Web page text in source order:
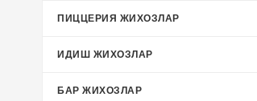
ПИЦЦЕРИЯ ЖИХОЗЛАР
ИДИШ ЖИХОЗЛАР
БАР ЖИХОЗЛАР